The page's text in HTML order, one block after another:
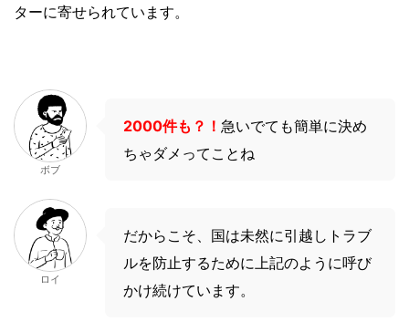
ターに寄せられています。
ボブ
2000件も？！ 急いでても簡単に決め
ちゃダメってことね
ロイ
だからこそ、国は未然に引越しトラブ
ルを防止するために上記のように呼び
かけ続けています。